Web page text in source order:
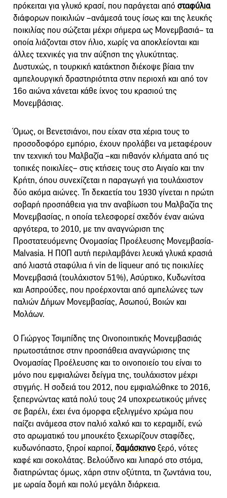
πρόκειται για γλυκό κρασί, που παράγεται από σταφύλια
διάφορων ποικιλιών –ανάμεσά τους ίσως και της λευκής
ποικιλίας που σώζεται μέχρι σήμερα ως Μονεμβασιά– τα
οποία λιάζονται στον ήλιο, χωρίς να αποκλείονται και
άλλες τεχνικές για την αύξηση της γλυκύτητας.
Δυστυχώς, η τουρκική κατάκτηση διέκοψε βίαια την
αμπελουργική δραστηριότητα στην περιοχή και από τον
16ο αιώνα χάνεται κάθε ίχνος του κρασιού της
Μονεμβάσιας.
Όμως, οι Βενετσιάνοι, που είχαν στα χέρια τους το
προσοδοφόρο εμπόριο, έχουν προλάβει να μεταφέρουν
την τεχνική του Μαλβαζία –και πιθανόν κλήματα από τις
τοπικές ποικιλίες– στις κτήσεις τους στο Αιγαίο και την
Κρήτη, όπου συνεχίζεται η παραγωγή για τουλάχιστον
δύο ακόμα αιώνες. Τη δεκαετία του 1930 γίνεται η πρώτη
σοβαρή προσπάθεια για την αναβίωση του Μαλβαζία της
Μονεμβασίας, η οποία τελεσφορεί σχεδόν έναν αιώνα
αργότερα, το 2010, με την αναγνώριση της
Προστατευόμενης Ονομασίας Προέλευσης Μονεμβασία-
Malvasia. Η ΠΟΠ αυτή περιλαμβάνει λευκά γλυκά κρασιά
από λιαστά σταφύλια ή vin de liqueur από τις ποικιλίες
Μονεμβασιά (τουλάχιστον 51%), Ασύρτικο, Κυδωνίτσα
και Ασπρούδες, που προέρχονται από αμπελώνες των
παλιών Δήμων Μονεμβασίας, Ασωπού, Βοιών και
Μολάων.
Ο Γιώργος Τσιμπίδης της Οινοποιητικής Μονεμβασιάς
πρωτοστάτησε στην προσπάθεια αναγνώρισης της
Ονομασίας Προέλευσης και το οινοποιείο του είναι το
μόνο που εμφιαλώνει δείγμα της, τουλάχιστον μέχρι
στιγμής. Η σοδειά του 2012, που εμφιαλώθηκε το 2016,
ξεπερνώντας κατά πολύ τους 24 υποχρεωτικούς μήνες
σε βαρέλι, έχει ένα όμορφα εξελιγμένο χρώμα που
παίζει ανάμεσα στον παλιό χαλκό και το κεραμιδί, ενώ
στο αρωματικό του μπουκέτο ξεχωρίζουν σταφίδες,
κυδωνόπαστο, ξηροί καρποί, δαμάσκηνοξερό, νότες
καφέ και σοκολάτας. Βελούδινο και λιπαρό στο στόμα,
διατηρώντας όμως, χάρη στην οξύτητα, τη ζωντάνια του,
με ωραία δομή και πολύ μεγάλη διάρκεια.